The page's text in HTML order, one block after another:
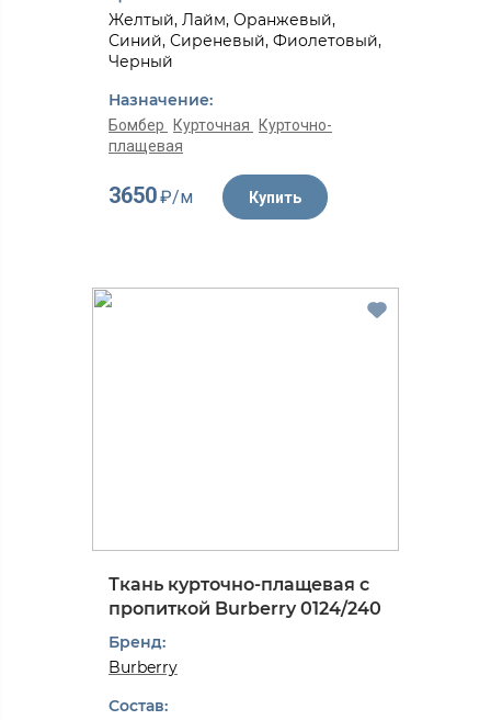
Желтый, Лайм, Оранжевый,
Синий, Сиреневый, Фиолетовый,
Черный
Назначение:
Бомбер Курточная
Курточно-
плащевая
3650₽/м Купить
Ткань курточно-плащевая с
пропиткой Burberry 0124/240
Бренд:
Burberry
Состав: